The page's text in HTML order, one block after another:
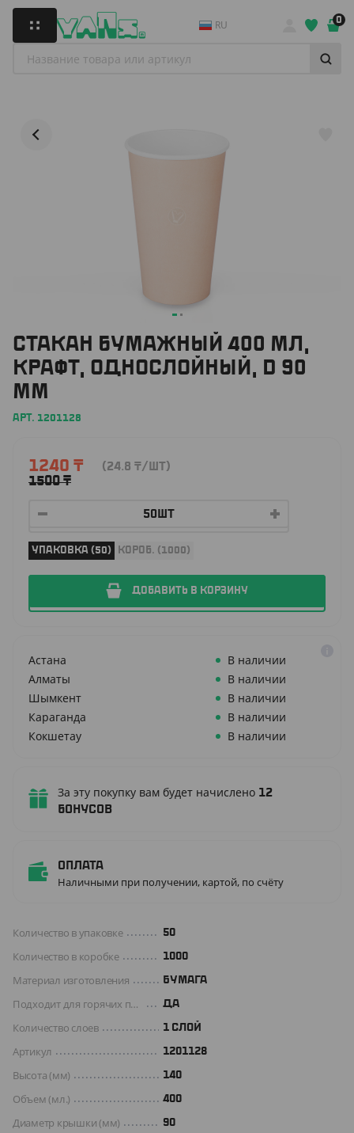
RU 0
CТАКАН БУМАЖНЫЙ 400 МЛ,
КРАФТ, ОДНОСЛОЙНЫЙ, D 90
ММ
АРТ. 1201128
1240 ₸
1500₸
(24.8 ₸/ШТ)
УПАКОВКА (50) КОРОБ. (1000)
ДОБАВИТЬ В КОРЗИНУ
Астана
В наличии
Алматы
В наличии
Шымкент
В наличии
Караганда
В наличии
Кокшетау
В наличии
За эту покупку вам будет начислено 12
бонусов
Оплата
Наличными при получении, картой, по счёту
Количество в упаковке 50
Количество в коробке 1000
Материал изготовления БУМАГА
Подходит для горячих продуктов ДА
Количество слоев 1 СЛОЙ
Артикул 1201128
Высота (мм) 140
Объем (мл.) 400
Диаметр крышки (мм) 90